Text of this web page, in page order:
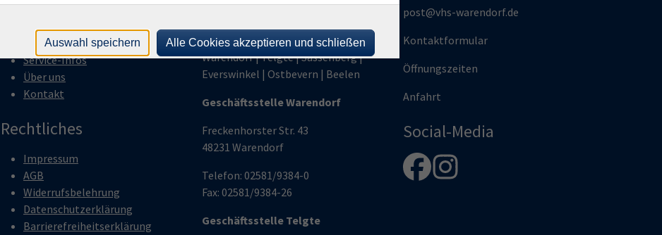
Bildungsurlaub
Kurse für ...
Service-Infos
Über uns
Kontakt
Rechtliches
Impressum
AGB
Widerrufsbelehrung
Datenschutzerklärung
Barrierefreiheitserklärung
Gemeinden
Warendorf | Telgte | Sassenberg |
Everswinkel | Ostbevern | Beelen
Geschäftsstelle Warendorf
Freckenhorster Str. 43
48231 Warendorf
Telefon: 02581/9384-0
Fax: 02581/9384-26
Geschäftsstelle Telgte
post@vhs-warendorf.de
Kontaktformular
Öffnungszeiten
Anfahrt
Social-Media
Auswahl speichern Alle Cookies akzeptieren und schließen